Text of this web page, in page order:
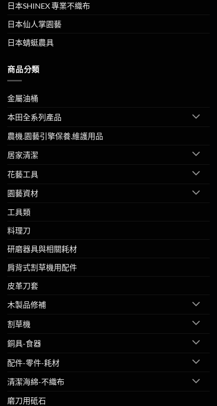
日本SHINEX 專業不織布
日本仙人掌園藝
日本蜻蜓農具
商品分類
金屬油桶
本田全系列產品
農機.園藝引擎保養.維護用品
居家清潔
花藝工具
園藝資材
工具類
料理刀
研磨器具與相關耗材
肩背式割草機用配件
皮革刀套
木製品修補
割草機
銅具-食器
配件-零件-耗材
清潔海綿-不織布
磨刀用砥石